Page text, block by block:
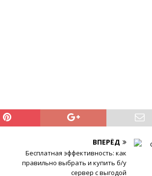
ВПЕРЁД
Бесплатная эффективность: как
правильно выбрать и купить б/у
сервер с выгодой